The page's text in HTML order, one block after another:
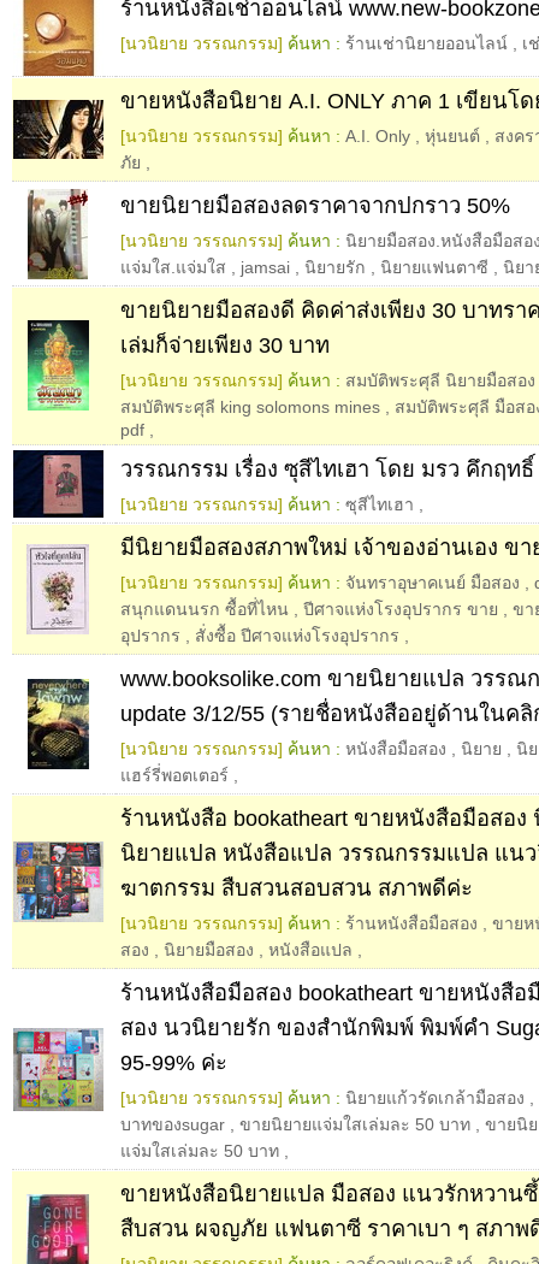
ร้านหนังสือเช่าออนไลน์ www.new-
[นวนิยาย วรรณกรรม] ค้นหา : ร้านเช่านิยายออนไลน์ เ
ขายหนังสือนิยาย A.I. ONLY ภาค 1 เขียนโด
[นวนิยาย วรรณกรรม] ค้นหา : A.I. Only หุ่นยนต์
สงคร
ภัย
ขายนิยายมือสองลดราคาจากปกราว 50%
[นวนิยาย วรรณกรรม] ค้นหา : นิยายมือสอง.หนังสือมือสอ
แจ่มใส.แจ่มใส
jamsai นิยายรัก นิยายแฟนตาซี นิยา
ขายนิยายมือสองดี คิดค่าส่งเพียง 30 บาทรา
เล่มก็จ่ายเพียง 30 บาท
[นวนิยาย วรรณกรรม] ค้นหา : สมบัติพระศุลี นิยายมือสอง
สมบัติพระศุลี king solomons mines
สมบัติพระศุลี มือสอ
pdf
วรรณกรรม เรื่อง ซุสีไทเฮา โดย มรว คึกฤท
[นวนิยาย วรรณกรรม] ค้นหา : ซุสีไทเฮา
มีนิยายมือสองสภาพใหม่ เจ้าของอ่านเอง ขา
[นวนิยาย วรรณกรรม] ค้นหา : จันทราอุษาคเนย์ มือสอง
สนุกแดนนรก ซื้อที่ไหน
ปีศาจแห่งโรงอุปรากร ขาย
ขา
อุปรากร
สั่งซื้อ ปีศาจแห่งโรงอุปรากร
www.booksolike.com ขายนิยายแปล วรรณ
update 3/12/55 (รายชื่อหนังสืออยู่ด้านในคลิ
[นวนิยาย วรรณกรรม] ค้นหา : หนังสือมือสอง นิยาย
นิ
แฮร์รี่พอตเตอร์
ร้านหนังสือ bookatheart ขายหนังสือมือสอง
นิยายแปล หนังสือแปล วรรณกรรมแปล แน
ฆาตกรรม สืบสวนสอบสวน สภาพดีค่ะ
[นวนิยาย วรรณกรรม] ค้นหา : ร้านหนังสือมือสอง
ขายห
สอง
นิยายมือสอง หนังสือแปล
ร้านหนังสือมือสอง bookatheart ขายหนังสือ
สอง นวนิยายรัก ของสำนักพิมพ์ พิมพ์คำ
95-99% ค่ะ
[นวนิยาย วรรณกรรม] ค้นหา : นิยายแก้วรัดเกล้ามือสอง
บาทของsugar
ขายนิยายแจ่มใสเล่มละ 50 บาท
ขายนิ
แจ่มใสเล่มละ 50 บาท
ขายหนังสือนิยายแปล มือสอง แนวรักหวาน
สืบสวน ผจญภัย แฟนตาซี ราคาเบา ๆ สภาพ